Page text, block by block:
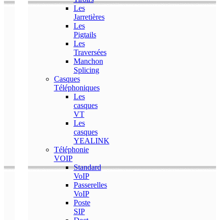
Les
Jarretières
Les
Pigtails
Les
Traversées
Manchon
Splicing
Casques
Téléphoniques
Les
casques
VT
Les
casques
YEALINK
Téléphonie
VOIP
Standard
VoIP
Passerelles
VoIP
Poste
SIP